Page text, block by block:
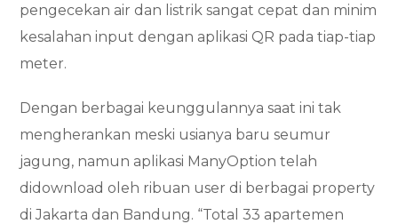
pengecekan air dan listrik sangat cepat dan minim
kesalahan input dengan aplikasi QR pada tiap-tiap
meter.
Dengan berbagai keunggulannya saat ini tak
mengherankan meski usianya baru seumur
jagung, namun aplikasi ManyOption telah
didownload oleh ribuan user di berbagai property
di Jakarta dan Bandung. “Total 33 apartemen